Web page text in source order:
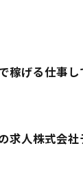
稼げる仕事し
求人株式会